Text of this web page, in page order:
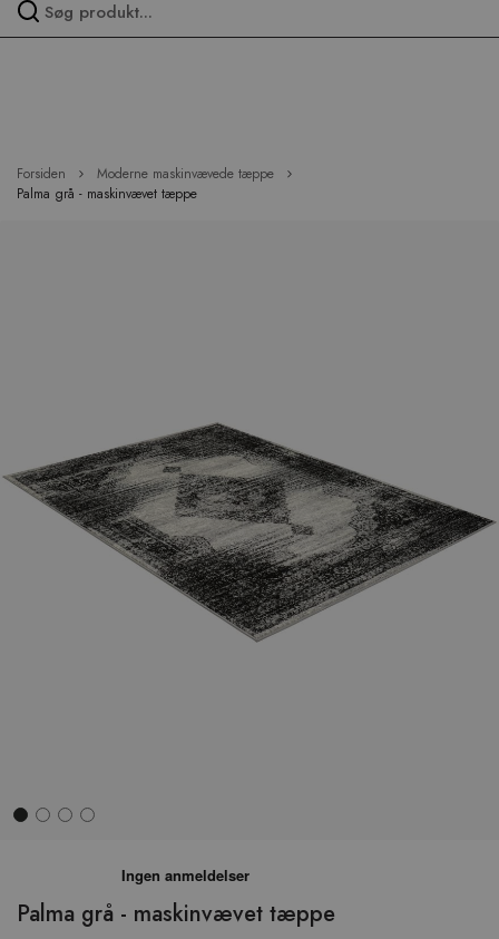
Forsiden
Moderne maskinvævede tæppe
Palma grå - maskinvævet tæppe
Palma grå - maskinvævet tæppe
begyndelsen
af